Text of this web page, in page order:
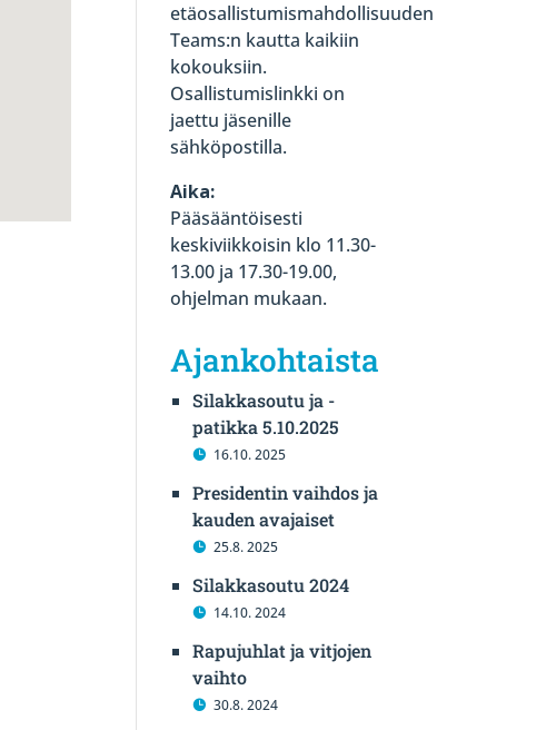
etäosallistumismahdollisuuden
Teams:n kautta kaikiin
kokouksiin.
Osallistumislinkki on
jaettu jäsenille
sähköpostilla.
Aika:
Pääsääntöisesti
keskiviikkoisin klo 11.30-
13.00 ja 17.30-19.00,
ohjelman mukaan.
Ajankohtaista
Silakkasoutu ja -
patikka 5.10.2025
16.10. 2025
Presidentin vaihdos ja
kauden avajaiset
25.8. 2025
Silakkasoutu 2024
14.10. 2024
Rapujuhlat ja vitjojen
vaihto
30.8. 2024